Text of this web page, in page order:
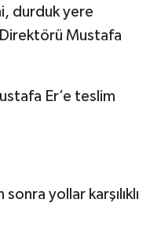
durduk yere
Mustafa
Er’e teslim
yollar karşılıklı